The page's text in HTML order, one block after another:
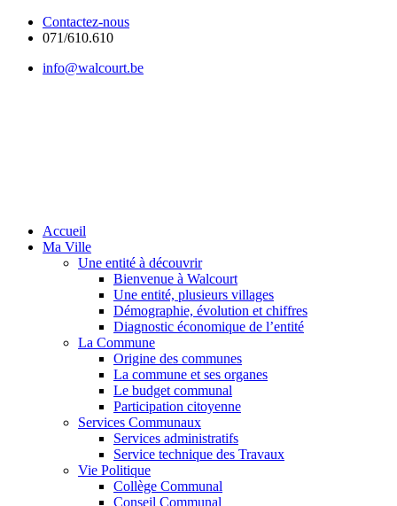
Contactez-nous
071/610.610
info@walcourt.be
Accueil
Ma Ville
Une entité à découvrir
Bienvenue à Walcourt
Une entité, plusieurs villages
Démographie, évolution et chiffres
Diagnostic économique de l’entité
La Commune
Origine des communes
La commune et ses organes
Le budget communal
Participation citoyenne
Services Communaux
Services administratifs
Service technique des Travaux
Vie Politique
Collège Communal
Conseil Communal